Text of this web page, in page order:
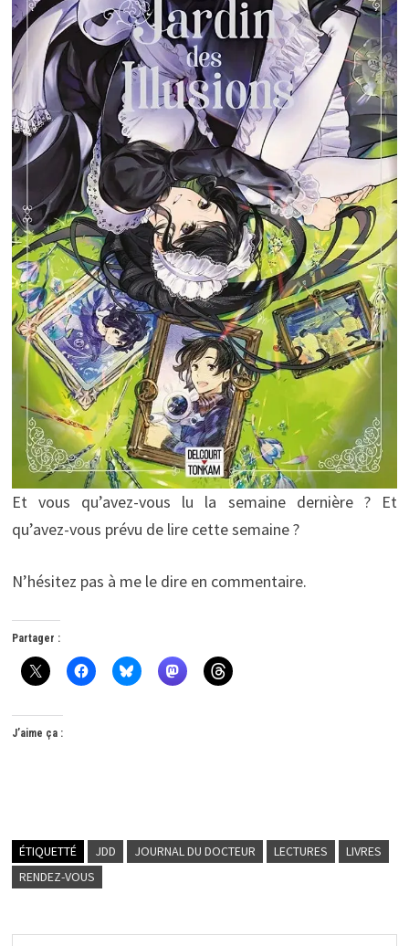
Et vous qu’avez-vous lu la semaine dernière ? Et
qu’avez-vous prévu de lire cette semaine ?
N’hésitez pas à me le dire en commentaire.
Partager :
J’aime ça :
ÉTIQUETTÉ JDD JOURNAL DU DOCTEUR LECTURES
LIVRES
RENDEZ-VOUS